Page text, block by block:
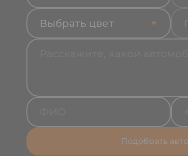
Выбрать цвет
Подобрать